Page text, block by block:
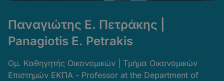
Παναγιώτης Ε. Πετράκης |
Panagiotis E. Petrakis
Ομ. Καθηγητής Οικονομικών | Τμήμα Οικονομικών
Επιστημών ΕΚΠΑ - Professor at the Department of